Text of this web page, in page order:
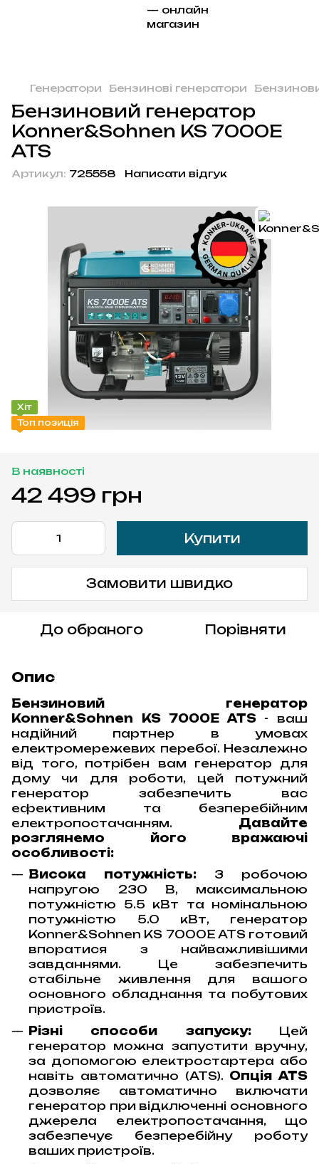
Генератори Бензинові генератори
Бензиновий генератор
Konner&Sohnen KS 7000E
ATS
Артикул: 725558 Написати відгук
Хіт
Топ позиція
В наявності
42 499 грн
Купити
Замовити швидко
До обраного Порівняти
Опис
Бензиновий генератор
Konner&Sohnen KS 7000E ATS- ваш
надійний партнер в умовах
електромережевих перебої. Незалежно
від того, потрібен вам генератор для
дому чи для роботи, цей потужний
генератор забезпечить вас
ефективним та безперебійним
електропостачанням. Давайте
розглянемо його вражаючі
особливості:
Висока потужність: З робочою
напругою 230 В, максимальною
потужністю 5.5 кВт та номінальною
потужністю 5.0 кВт, генератор
Konner&Sohnen KS 7000E ATS готовий
впоратися з найважливішими
завданнями. Це забезпечить
стабільне живлення для вашого
основного обладнання та побутових
пристроїв.
Різні способи запуску:Цей
генератор можна запустити вручну,
за допомогою електростартера або
навіть автоматично (ATS). Опція ATS
дозволяє автоматично включати
генератор при відключенні основного
джерела електропостачання, що
забезпечує безперебійну роботу
ваших пристроїв.